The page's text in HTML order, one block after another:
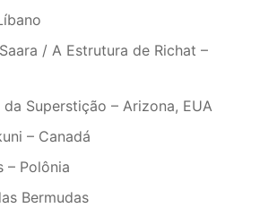
/ A Estrutura de Richat –
da Superstição – Arizona, EUA
– Canadá
– Polônia
Bermudas